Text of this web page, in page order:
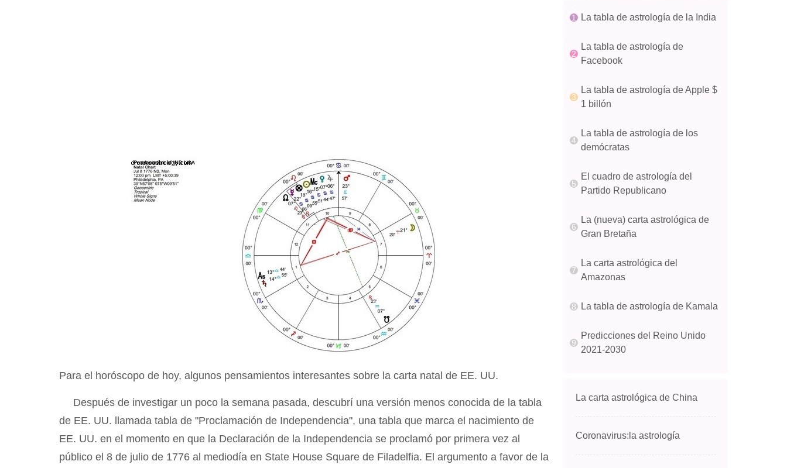
Para el horóscopo de hoy, algunos pensamientos interesantes sobre la carta natal de EE. UU.
Después de investigar un poco la semana pasada, descubrí una versión menos conocida de la tabla
de EE. UU. llamada tabla de "Proclamación de Independencia", una tabla que marca el nacimiento de
EE. UU. en el momento en que la Declaración de la Independencia se proclamó por primera vez al
público el 8 de julio de 1776 al mediodía en State House Square de Filadelfia. El argumento a favor de la
La tabla de astrología de la India
La tabla de astrología de
Facebook
La tabla de astrología de Apple $
1 billón
La tabla de astrología de los
demócratas
El cuadro de astrología del
Partido Republicano
La (nueva) carta astrológica de
Gran Bretaña
La carta astrológica del
Amazonas
La tabla de astrología de Kamala
Predicciones del Reino Unido
2021-2030
La carta astrológica de China
Coronavirus:la astrología